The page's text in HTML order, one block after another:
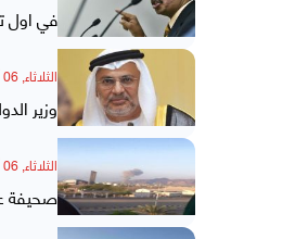
في اول
الثلاثاء, 06 أكتوبر, 2015
وزير
الثلاثاء, 06 أكتوبر, 2015
صحيفة عدن الغد: ١٨ قتيلاً